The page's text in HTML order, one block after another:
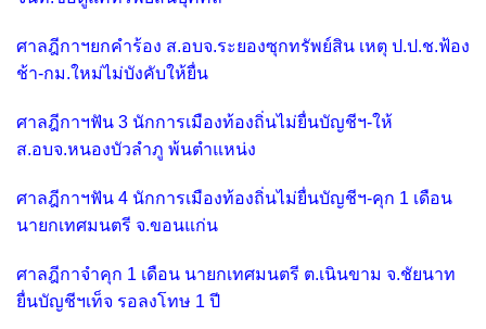
ศาลฎีกาฯยกคำร้อง ส.อบจ.ระยองซุกทรัพย์สิน เหตุ ป.ป.ช.ฟ้อง
ช้า-กม.ใหม่ไม่บังคับให้ยื่น
ศาลฎีกาฯฟัน 3 นักการเมืองท้องถิ่นไม่ยื่นบัญชีฯ-ให้
ส.อบจ.หนองบัวลำภู พ้นตำแหน่ง
ศาลฎีกาฯฟัน 4 นักการเมืองท้องถิ่นไม่ยื่นบัญชีฯ-คุก 1 เดือน
นายกเทศมนตรี จ.ขอนแก่น
ศาลฎีกาจำคุก 1 เดือน นายกเทศมนตรี ต.เนินขาม จ.ชัยนาท
ยื่นบัญชีฯเท็จ รอลงโทษ 1 ปี